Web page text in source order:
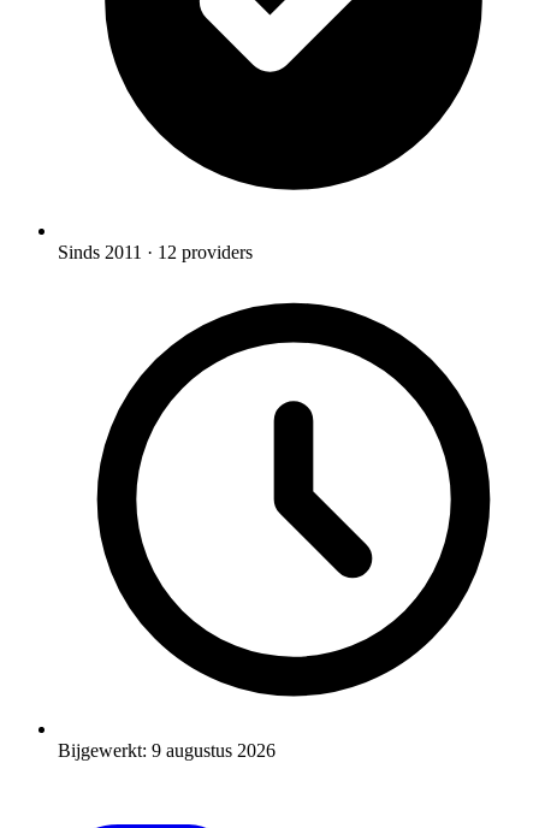
Sinds 2011 · 12 providers
Bijgewerkt: 9 augustus 2026